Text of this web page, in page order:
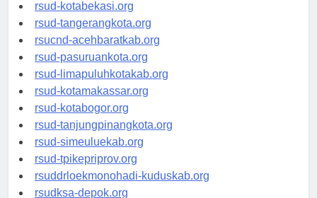
rsud-kotabekasi.org
rsud-tangerangkota.org
rsucnd-acehbaratkab.org
rsud-pasuruankota.org
rsud-limapuluhkotakab.org
rsud-kotamakassar.org
rsud-kotabogor.org
rsud-tanjungpinangkota.org
rsud-simeuluekab.org
rsud-tpikepriprov.org
rsuddrloekmonohadi-kuduskab.org